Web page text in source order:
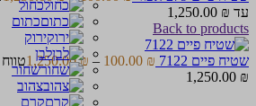
כחול
כתום
ירוק
לבן
שחור
צהוב
קרם
עד ⁦1,250.00 ₪⁩
Back to products
שטיח פיים 7122 100.00 ₪
–
1,250.00₪